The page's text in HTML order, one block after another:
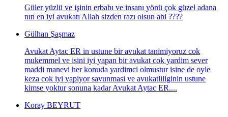
Güler yüzlü ve işinin erbabı ve insanı yönü çok güzel adana
nın en iyi avukatı Allah sizden razı olsun abi ????
Gülhan Şaşmaz
Avukat Aytac ER in ustune bir avukat tanimiyoruz cok
mukemmel ve isini iyi yapan bir avukat cok yardim sever
maddi manevi her konuda yardimci olmustur isine de oyle
keza cok iyi yapiyor savunmasi ve avukatliliginin ustune
kimse yoktur sonuna kadar Avukat Aytac ER....
Koray BEYRUT